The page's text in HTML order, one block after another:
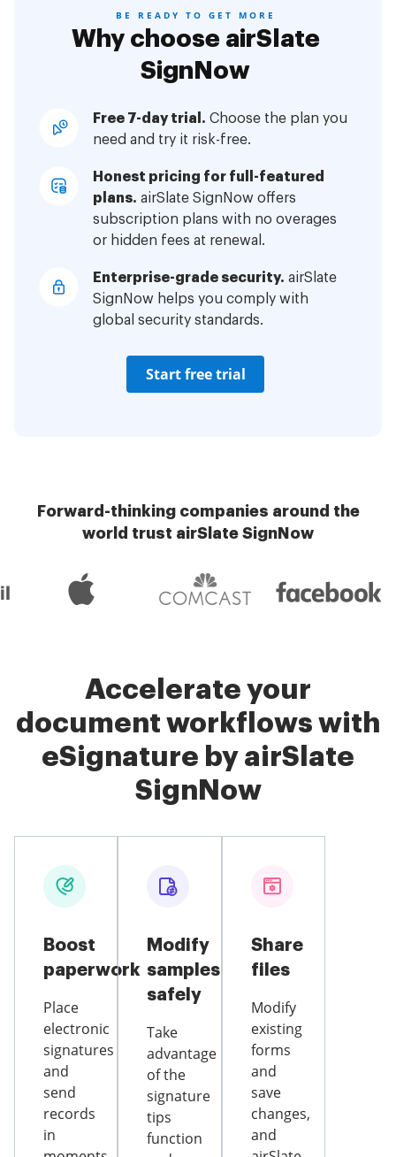
BE READY TO GET MORE
Why choose airSlate
SignNow
Free 7-day trial. Choose the plan you
need and try it risk-free.
Honest pricing for full-featured
plans. airSlate SignNow offers
subscription plans with no overages
or hidden fees at renewal.
Enterprise-grade security. airSlate
SignNow helps you comply with
global security standards.
Start free trial
Forward-thinking companies around the
world trust airSlate SignNow
Accelerate your
document workflows with
eSignature by airSlate
SignNow
Boost
paperwork
Place
electronic
signatures
and
send
records
in
Modify
samples
safely
Take
advantage
of the
signature
tips
function
Share
files
Modify
existing
forms
and
save
changes,
and